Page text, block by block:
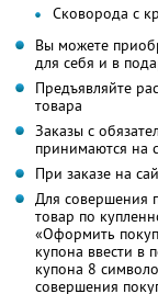
Сковорода с
Вы можете
для себя и в
Предъявляйте
товара
Заказы с
принимаются на
При заказе на
Для совершения
товар по
«Оформить
купона ввести в
купона 8
совершения